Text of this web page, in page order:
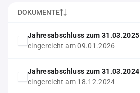
DOKUMENTE
Jahresabschluss zum 31.03.2025
eingereicht am 09.01.2026
Jahresabschluss zum 31.03.2024
eingereicht am 18.12.2024